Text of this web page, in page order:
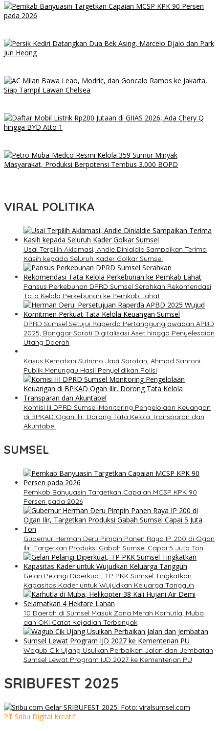
VIRAL POLITIKA
Usai Terpilih Aklamasi, Andie Dinialdie Sampaikan Terima
Kasih kepada Seluruh Kader Golkar Sumsel
Pansus Perkebunan DPRD Sumsel Serahkan Rekomendasi
Tata Kelola Perkebunan ke Pemkab Lahat
DPRD Sumsel Setujui Raperda Pertanggungjawaban APBD
2025, Banggar Soroti Digitalisasi Aset hingga Penyelesaian
Utang Daerah
Kasus Kematian Sutrimo Jadi Sorotan, Ahmad Sahroni:
Publik Menunggu Hasil Penyelidikan Polisi
Komisi III DPRD Sumsel Monitoring Pengelolaan Keuangan
di BPKAD Ogan Ilir, Dorong Tata Kelola Transparan dan
Akuntabel
SUMSEL
Pemkab Banyuasin Targetkan Capaian MCSP KPK 90
Persen pada 2026
Gubernur Herman Deru Pimpin Panen Raya IP 200 di Ogan
Ilir, Targetkan Produksi Gabah Sumsel Capai 5 Juta Ton
Gelari Pelangi Diperkuat, TP PKK Sumsel Tingkatkan
Kapasitas Kader untuk Wujudkan Keluarga Tangguh
10 Daerah di Sumsel Masuk Zona Merah Karhutla, Muba
dan OKI Catat Kejadian Terbanyak
Wagub Cik Ujang Usulkan Perbaikan Jalan dan Jembatan
Sumsel Lewat Program IJD 2027 ke Kementerian PU
SRIBUFEST 2025
PT Sribu Digital Kreatif